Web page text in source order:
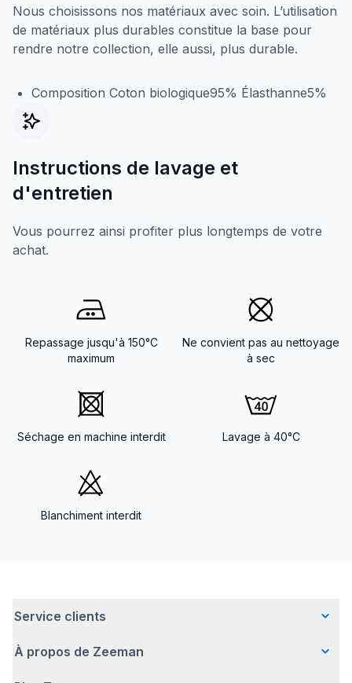
Nous choisissons nos matériaux avec soin. L’utilisation
de matériaux plus durables constitue la base pour
rendre notre collection, elle aussi, plus durable.
Composition Coton biologique95% Élasthanne5%
Instructions de lavage et
d'entretien
Vous pourrez ainsi profiter plus longtemps de votre
achat.
Repassage jusqu'à 150°C
maximum
Ne convient pas au nettoyage
à sec
Séchage en machine interdit Lavage à 40°C
Blanchiment interdit
Service clients
Questions fréquentes
À propos de Zeeman